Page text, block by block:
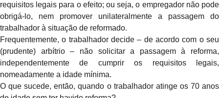
requisitos legais para o efeito; ou seja, o empregador não pode
obrigá-lo, nem promover unilateralmente a passagem do
trabalhador à situação de reformado.
Frequentemente, o trabalhador decide – de acordo com o seu
(prudente) arbítrio – não solicitar a passagem à reforma,
independentemente de cumprir os requisitos legais,
nomeadamente a idade mínima.
O que sucede, então, quando o trabalhador atinge os 70 anos